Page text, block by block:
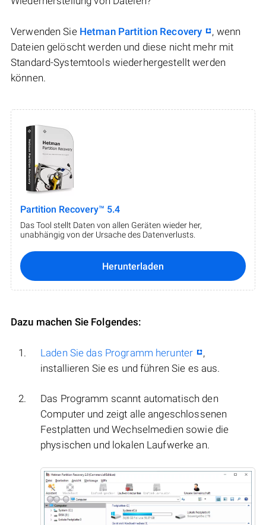
Verwenden Sie Hetman Partition Recovery
, wenn
Dateien gelöscht werden und diese nicht mehr mit
Standard-Systemtools wiederhergestellt werden
können.
Partition Recovery™ 5.4
Das Tool stellt Daten von allen Geräten wieder her,
unabhängig von der Ursache des Datenverlusts.
Herunterladen
Dazu machen Sie Folgendes:
Laden Sie das Programm herunter
,
installieren Sie es und führen Sie es aus.
Das Programm scannt automatisch den
Computer und zeigt alle angeschlossenen
Festplatten und Wechselmedien sowie die
physischen und lokalen Laufwerke an.